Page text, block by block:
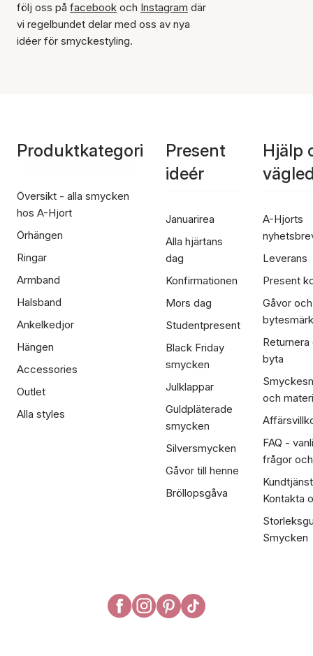
följ oss på facebook och Instagram där
vi regelbundet delar med oss av nya
idéer för smyckestyling.
Produktkategori
Översikt - alla smycken
hos A-Hjort
Örhängen
Ringar
Armband
Halsband
Ankelkedjor
Hängen
Accessories
Outlet
Alla styles
Present
ideér
Januarirea
Alla hjärtans
dag
Konfirmationen
Mors dag
Studentpresent
Black Friday
smycken
Julklappar
Guldpläterade
smycken
Silversmycken
Gåvor till henne
Bröllopsgåva
Hjälp
A-Hjorts
Leverans
Present
Gåvor och
Returnera
byta
och
FAQ -
frågor
Kontakta
Smycken